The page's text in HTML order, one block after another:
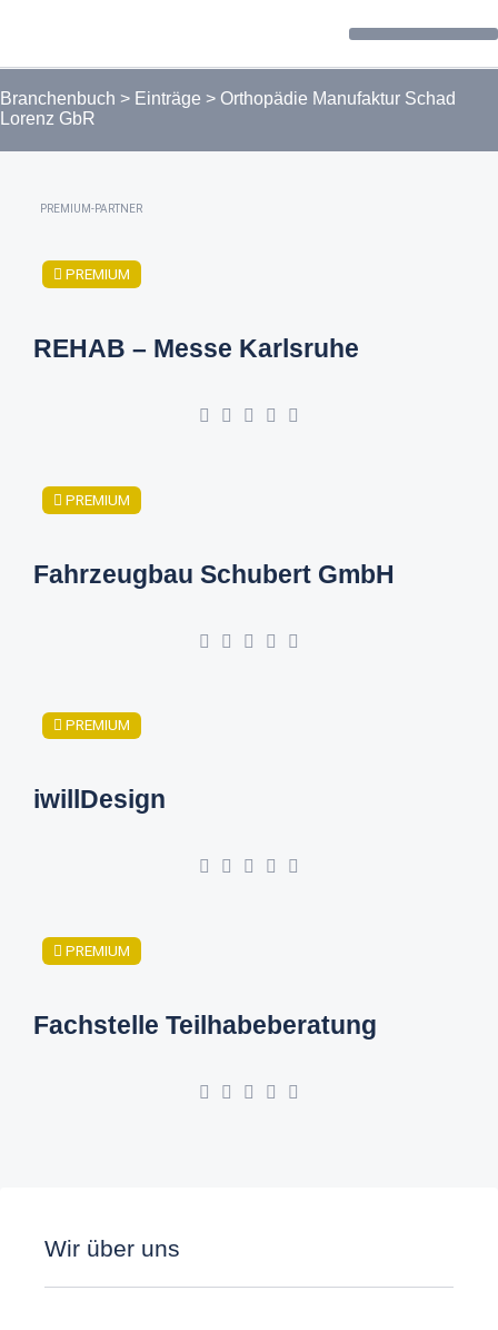
Branchenbuch > Einträge > Orthopädie Manufaktur Schad
Lorenz GbR
PREMIUM-PARTNER
PREMIUM
REHAB – Messe Karlsruhe
PREMIUM
Fahrzeugbau Schubert GmbH
PREMIUM
iwillDesign
PREMIUM
Fachstelle Teilhabeberatung
Wir über uns